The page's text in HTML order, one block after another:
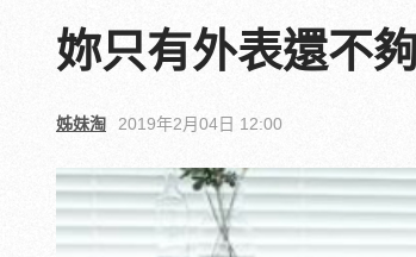
妳只有外表還不
姊妹淘 2019年2月04日 12:00